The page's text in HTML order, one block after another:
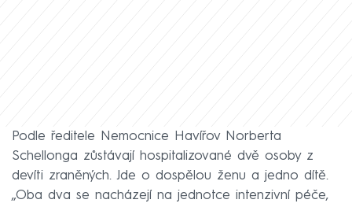
Podle ředitele Nemocnice Havířov Norberta
Schellonga zůstávají hospitalizované dvě osoby z
devíti zraněných. Jde o dospělou ženu a jedno dítě.
„Oba dva se nacházejí na jednotce intenzivní péče,